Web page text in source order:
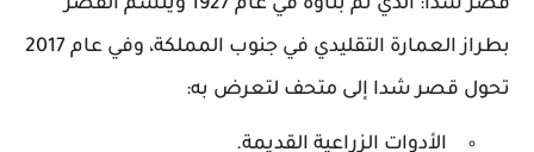
قصر شدا: الذي تم بناؤه في عام 1927 ويتسم القصر
بطراز العمارة التقليدي في جنوب المملكة، وفي عام 2017
تحول قصر شدا إلى متحف لتعرض به:
الأدوات الزراعية القديمة.